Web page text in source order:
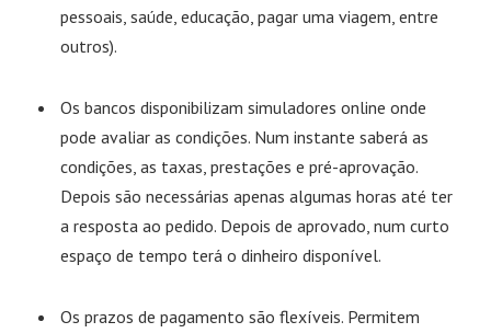
pessoais, saúde, educação, pagar uma viagem, entre
outros).
Os bancos disponibilizam simuladores online onde
pode avaliar as condições. Num instante saberá as
condições, as taxas, prestações e pré-aprovação.
Depois são necessárias apenas algumas horas até ter
a resposta ao pedido. Depois de aprovado, num curto
espaço de tempo terá o dinheiro disponível.
Os prazos de pagamento são flexíveis. Permitem